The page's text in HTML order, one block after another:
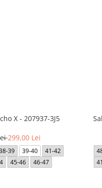
X - 207937-3J5
299,00 Lei
39 39-40
41-42
45-46 46-47